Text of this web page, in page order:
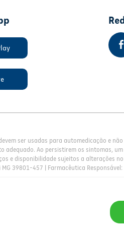
ser usadas para automedicação e
Ao persistirem os sintomas,
e disponibilidade sujeitos a alterações
39801-457 | Farmacêutica